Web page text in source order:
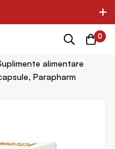
0
alimentare
Parapharm